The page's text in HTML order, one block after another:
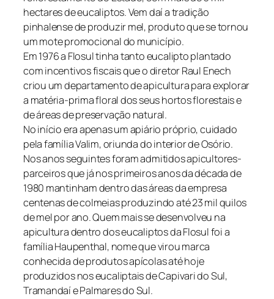
hectares de eucaliptos. Vem daí a tradição
pinhalense de produzir mel, produto que se tornou
um mote promocional do município.
Em 1976 a Flosul tinha tanto eucalipto plantado
com incentivos fiscais que o diretor Raul Enech
criou um departamento de apicultura para explorar
a matéria-prima floral dos seus hortos florestais e
de áreas de preservação natural.
No início era apenas um apiário próprio, cuidado
pela família Valim, oriunda do interior de Osório.
Nos anos seguintes foram admitidos apicultores-
parceiros que já nos primeiros anos da década de
1980 mantinham dentro das áreas da empresa
centenas de colmeias produzindo até 23 mil quilos
de mel por ano. Quem mais se desenvolveu na
apicultura dentro dos eucaliptos da Flosul foi a
família Haupenthal, nome que virou marca
conhecida de produtos apícolas até hoje
produzidos nos eucaliptais de Capivari do Sul,
Tramandaí e Palmares do Sul.